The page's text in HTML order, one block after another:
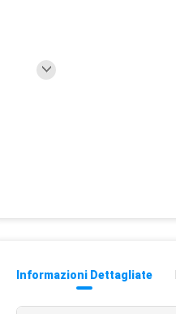
Informazioni Dettagliate